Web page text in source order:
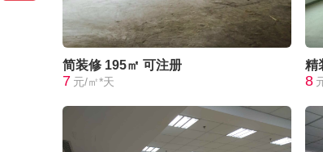
简装修 195㎡ 可注册
7 元/㎡*天
精
8